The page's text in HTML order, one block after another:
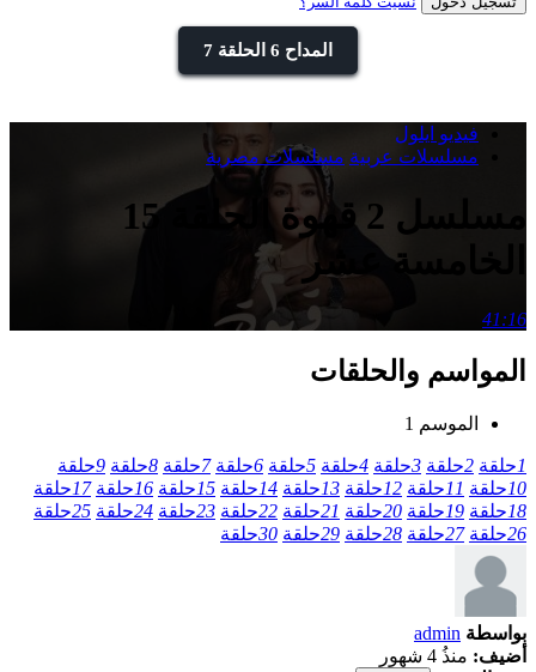
المداح 6 الحلقة 7
فيديو ايلول
مسلسلات عربية مسلسلات مصرية
مسلسل 2 قهوة الحلقة 15
الخامسة عشر
41:16
المواسم والحلقات
الموسم 1
1حلقة 2حلقة 3حلقة 4حلقة 5حلقة 6حلقة 7حلقة 8حلقة 9حلقة
10حلقة 11حلقة 12حلقة 13حلقة 14حلقة 15حلقة 16حلقة 17حلقة
18حلقة 19حلقة 20حلقة 21حلقة 22حلقة 23حلقة 24حلقة 25حلقة
26حلقة 27حلقة 28حلقة 29حلقة 30حلقة
بواسطة admin
أضيف: منذُ 4 شهور